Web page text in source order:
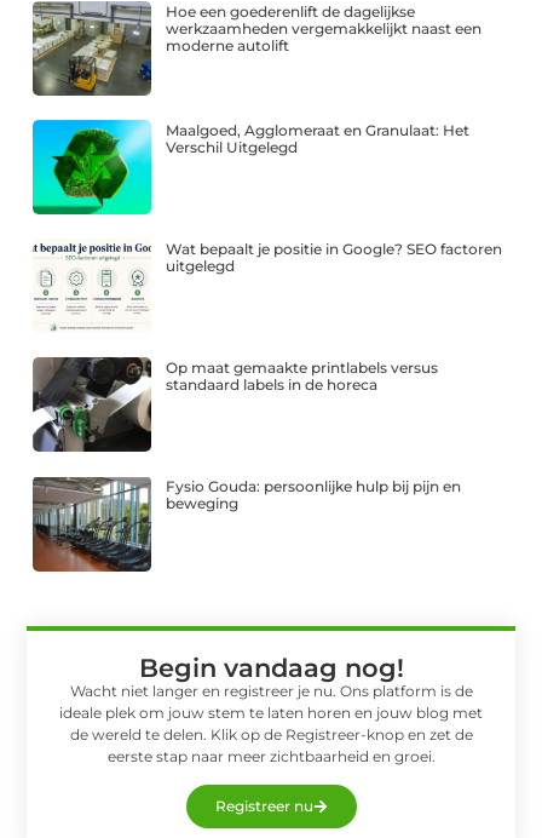
Hoe een goederenlift de dagelijkse
werkzaamheden vergemakkelijkt naast een
moderne autolift
Maalgoed, Agglomeraat en Granulaat: Het
Verschil Uitgelegd
Wat bepaalt je positie in Google? SEO factoren
uitgelegd
Op maat gemaakte printlabels versus
standaard labels in de horeca
Fysio Gouda: persoonlijke hulp bij pijn en
beweging
Begin vandaag nog!
Wacht niet langer en registreer je nu. Ons platform is de
ideale plek om jouw stem te laten horen en jouw blog met
de wereld te delen. Klik op de Registreer-knop en zet de
eerste stap naar meer zichtbaarheid en groei.
Registreer nu